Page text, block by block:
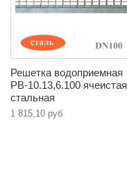
Решетка водоприемная
РВ-10.13,6.100 ячеистая
стальная
1 815,10 руб